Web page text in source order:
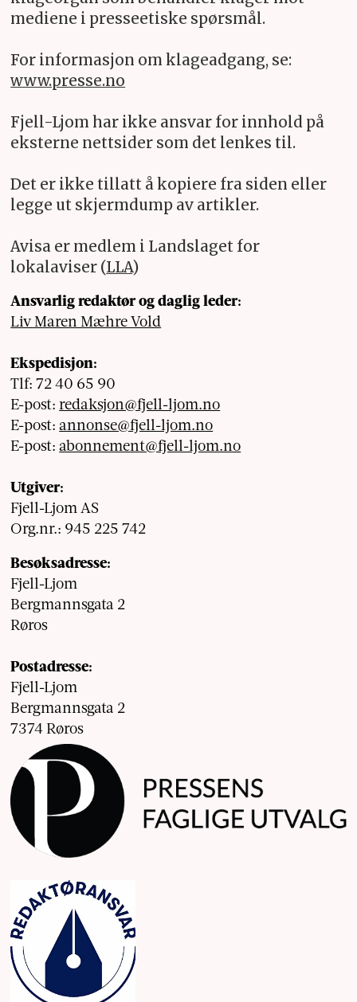
mediene i presseetiske spørsmål.
For informasjon om klageadgang, se:
www.presse.no
Fjell-Ljom har ikke ansvar for innhold på
eksterne nettsider som det lenkes til.
Det er ikke tillatt å kopiere fra siden eller
legge ut skjermdump av artikler.
Avisa er medlem i Landslaget for
lokalaviser (LLA)
Ansvarlig redaktør og daglig leder:
Liv Maren Mæhre Vold
Ekspedisjon:
Tlf: 72 40 65 90
E-post:redaksjon@fjell-ljom.no
E-post:annonse@fjell-ljom.no
E-post:abonnement@fjell-ljom.no
Utgiver:
Fjell-Ljom AS
Org.nr.: 945 225 742
Besøksadresse:
Fjell-Ljom
Bergmannsgata 2
Røros
Postadresse:
Fjell-Ljom
Bergmannsgata 2
7374 Røros